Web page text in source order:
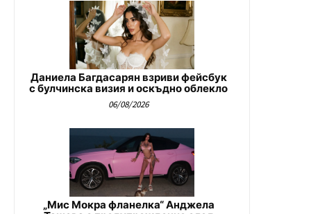
Даниела Багдасарян взриви фейсбук
с булчинска визия и оскъдно облекло
06/08/2026
„Мис Мокра фланелка“ Анджела